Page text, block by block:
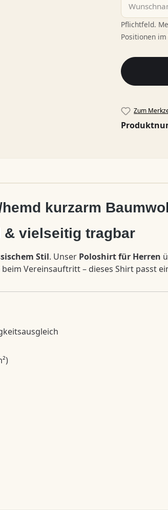
Pflichtfeld.
Positionen
Zum
kurzarm
vielseitig tragbar
Stil. Unser Poloshirt für Herren
Vereinsauftritt – dieses Shirt passt